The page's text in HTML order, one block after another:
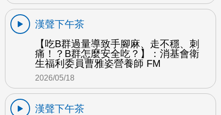
漢聲下午茶
【吃B群過量導致手腳麻、走不穩、刺
痛！？B群怎麼安全吃？】：消基會衛
生福利委員曹雅姿營養師 FM
2026/05/18
漢聲下午茶